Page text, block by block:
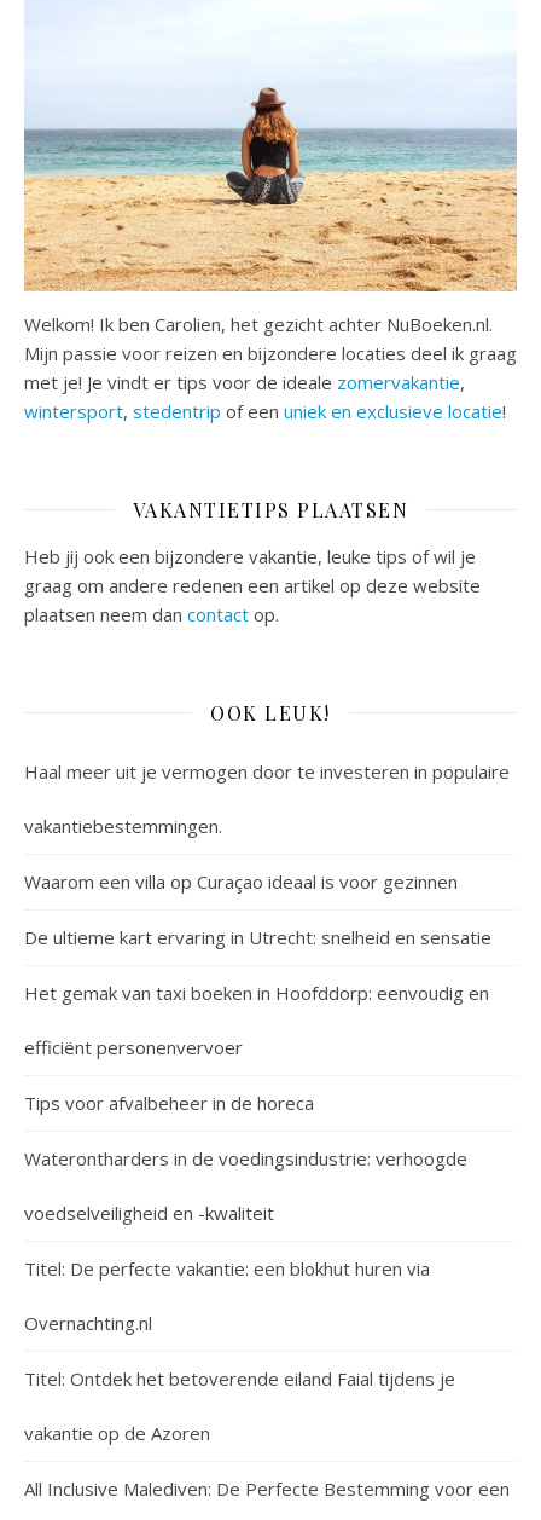
Welkom! Ik ben Carolien, het gezicht achter NuBoeken.nl.
Mijn passie voor reizen en bijzondere locaties deel ik graag
met je! Je vindt er tips voor de ideale zomervakantie,
wintersport, stedentrip of een uniek en exclusieve locatie!
VAKANTIETIPS PLAATSEN
Heb jij ook een bijzondere vakantie, leuke tips of wil je
graag om andere redenen een artikel op deze website
plaatsen neem dan contact op.
OOK LEUK!
Haal meer uit je vermogen door te investeren in populaire
vakantiebestemmingen.
Waarom een villa op Curaçao ideaal is voor gezinnen
De ultieme kart ervaring in Utrecht: snelheid en sensatie
Het gemak van taxi boeken in Hoofddorp: eenvoudig en
efficiënt personenvervoer
Tips voor afvalbeheer in de horeca
Waterontharders in de voedingsindustrie: verhoogde
voedselveiligheid en -kwaliteit
Titel: De perfecte vakantie: een blokhut huren via
Overnachting.nl
Titel: Ontdek het betoverende eiland Faial tijdens je
vakantie op de Azoren
All Inclusive Malediven: De Perfecte Bestemming voor een